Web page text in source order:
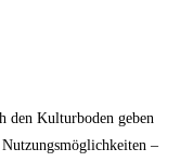
den Kul­tur­bo­den geben
–